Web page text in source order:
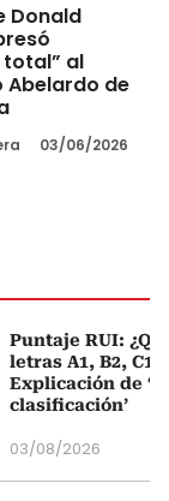
Donald
al
de
03/06/2026
Puntaje RUI:
letras A1, B2, C1
Explicación de
clasificación’
03/08/2026